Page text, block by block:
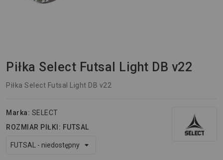
Piłka Select Futsal Light DB v22
Piłka Select Futsal Light DB v22
Marka: SELECT
ROZMIAR PIŁKI: FUTSAL